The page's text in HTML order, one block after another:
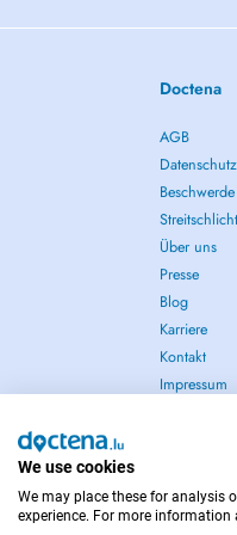
Mon approche
afin
gériatrie et
Deutsch
Über mich:
Mein
angepasst.
Funktion,
Kiné/
Doctena
AGB
Datenschutz
Über uns
Presse
Blog
Karriere
Kontakt
Impressum
IM
We use cookies
We may place these for analysis
experience. For more